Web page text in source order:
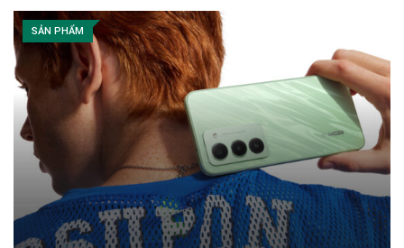
SẢN PHẨM